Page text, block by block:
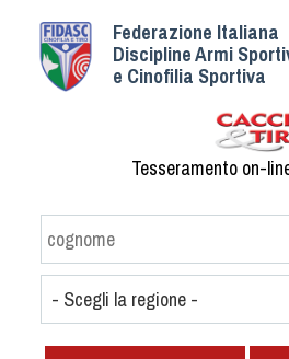
Federazione Italiana
Discipline Armi
e Cinofilia Sportiva
Tesseramento on-
Struttura
Albo
Statuto e